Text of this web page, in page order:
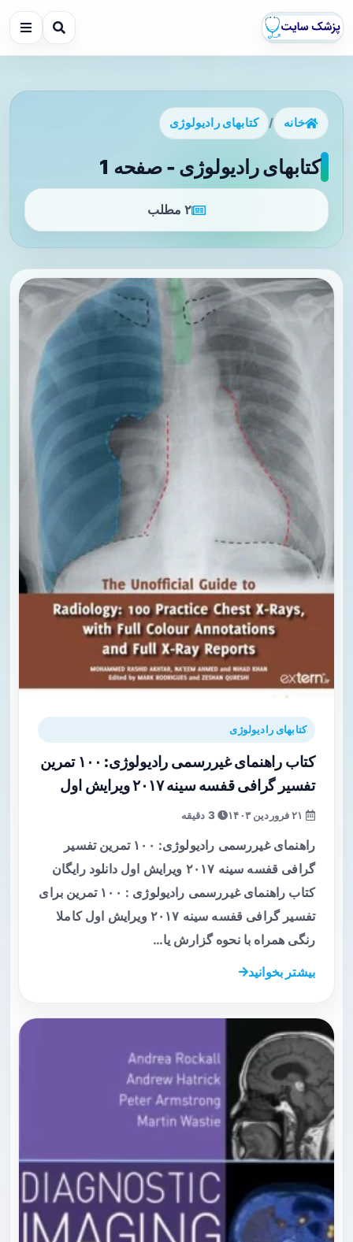
خانه / کتابهای رادیولوژی
کتابهای رادیولوژی - صفحه 1
۲ مطلب
کتابهای رادیولوژی
کتاب راهنمای غیررسمی رادیولوژی: ۱۰۰ تمرین
تفسیر گرافی قفسه سینه ۲۰۱۷ ویرایش اول
3 دقیقه
راهنمای غیررسمی رادیولوژی: ۱۰۰ تمرین تفسیر
گرافی قفسه سینه ۲۰۱۷ ویرایش اول دانلود رایگان
کتاب راهنمای غیررسمی رادیولوژی : ۱۰۰ تمرین برای
تفسیر گرافی قفسه سینه ۲۰۱۷ ویرایش اول کاملا
رنگی همراه با نحوه گزارش یا…
بیشتر بخوانید